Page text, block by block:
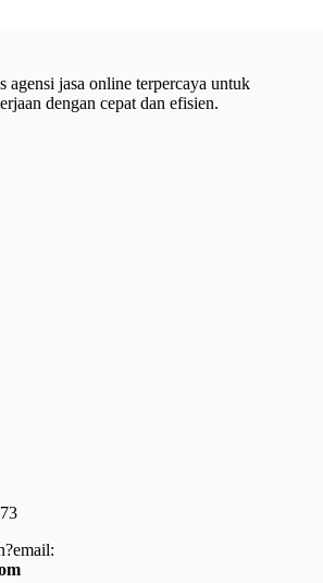
agensi jasa online terpercaya untuk
dengan cepat dan efisien.